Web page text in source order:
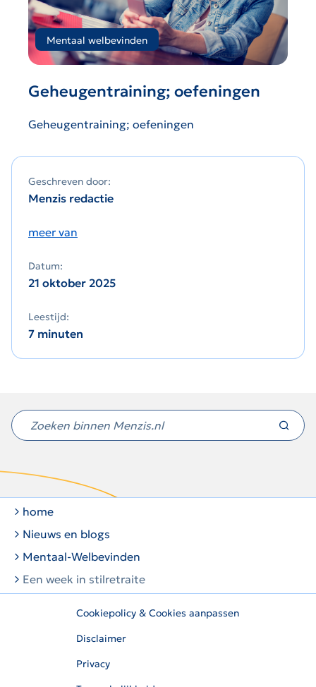
Mentaal welbevinden
Geheugentraining; oefeningen
Geheugentraining; oefeningen
Geschreven door:
Menzis redactie
meer van
Datum:
21 oktober 2025
Leestijd:
7 minuten
Niet
zocht?
home
Nieuws en blogs
Mentaal-Welbevinden
Een week in stilretraite
Cookiepolicy & Cookies aanpassen
Disclaimer
Privacy